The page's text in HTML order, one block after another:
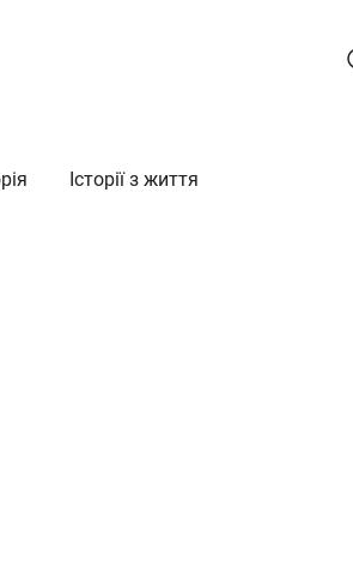
Історії з життя